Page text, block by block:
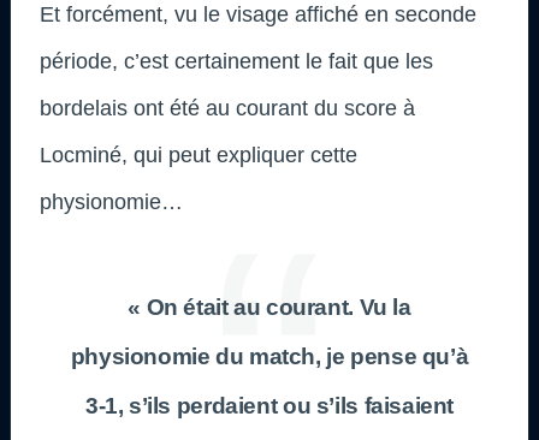
Et forcément, vu le visage affiché en seconde
période, c’est certainement le fait que les
bordelais ont été au courant du score à
Locminé, qui peut expliquer cette
physionomie…
« On était au courant. Vu la
physionomie du match, je pense qu’à
3-1, s’ils perdaient ou s’ils faisaient